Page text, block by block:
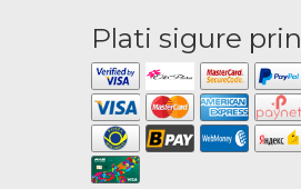
Plati sigure prin